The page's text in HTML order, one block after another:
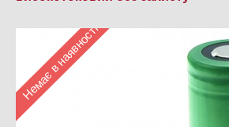
Немає в наявності